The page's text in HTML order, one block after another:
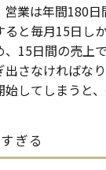
営業は年間180
ると毎月15日し
、15日間の売上
出さなければな
してしまうと
ぎる